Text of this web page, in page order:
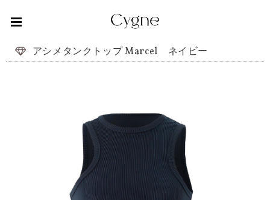
アシメタンクトップ Marcel ネイビー